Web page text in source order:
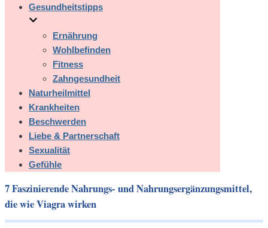
Gesundheitstipps
Ernährung
Wohlbefinden
Fitness
Zahngesundheit
Naturheilmittel
Krankheiten
Beschwerden
Liebe & Partnerschaft
Sexualität
Gefühle
7 Faszinierende Nahrungs- und Nahrungsergänzungsmittel,
die wie Viagra wirken